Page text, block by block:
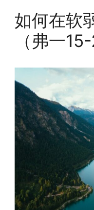
如何在软
（弗一